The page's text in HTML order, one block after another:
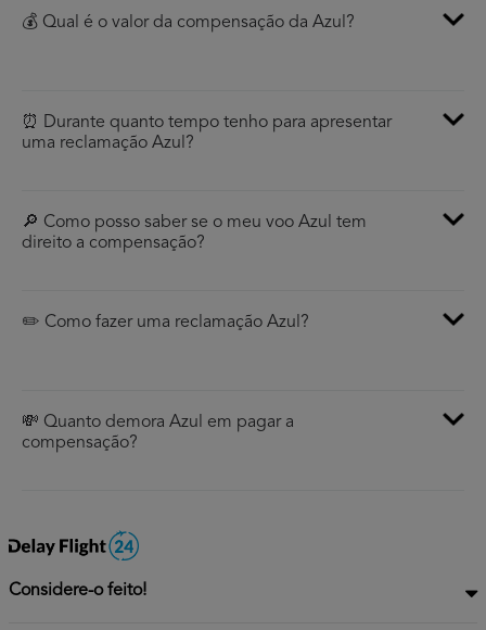
💰 Qual é o valor da compensação da Azul?
⏰ Durante quanto tempo tenho para apresentar
uma reclamação Azul?
🔎 Como posso saber se o meu voo Azul tem
direito a compensação?
✏️ Como fazer uma reclamação Azul?
💸 Quanto demora Azul em pagar a
compensação?
Considere-o feito!